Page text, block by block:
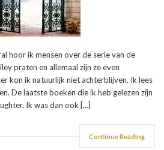
hoor ik mensen over de serie van de
praten en allemaal zijn ze even
kon ik natuurlijk niet achterblijven. Ik lees
De laatste boeken die ik heb gelezen zijn
Ik was dan ook […]
Continue Reading